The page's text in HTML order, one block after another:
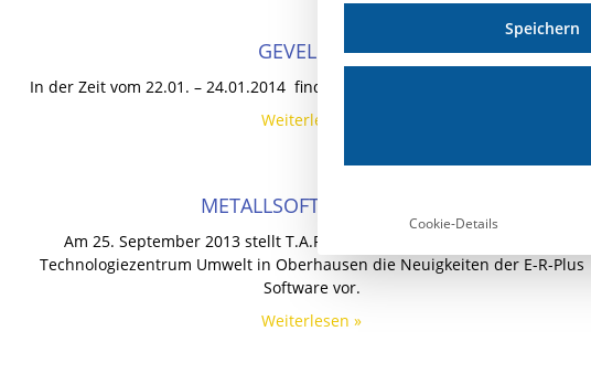
GEVEL 2014
In der Zeit vom 22.01. – 24.01.2014 findet die Gevel 2014 in Rotterdam statt.
Weiterlesen »
METALLSOFTWARE 2013
Am 25. September 2013 stellt T.A.Project auf der Metallsoftware im
Technologiezentrum Umwelt in Oberhausen die Neuigkeiten der E-R-Plus
Software vor.
Weiterlesen »
Speichern
Cookie-Details